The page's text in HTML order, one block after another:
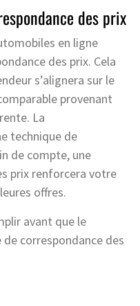
des prix
en ligne
des prix. Cela
s’alignera sur le
provenant
La
technique de
de compte, une
prix renforcera votre
offres.
avant que le
correspondance des